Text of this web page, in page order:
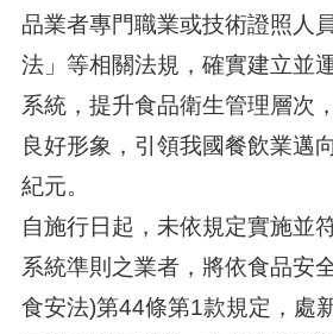
品業者專門職業或技術證照人
法」等相關法規，確實建立並
系統，提升食品衛生管理層次
良好形象，引領我國餐飲業邁
紀元。
自施行日起，未依規定實施並
系統準則之業者，將依食品安
食安法)第44條第1款規定，處